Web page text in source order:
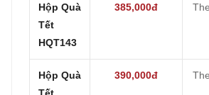
Hộp Quà
Tết
HQT143
385,000đ
Hộp Quà
390,000đ